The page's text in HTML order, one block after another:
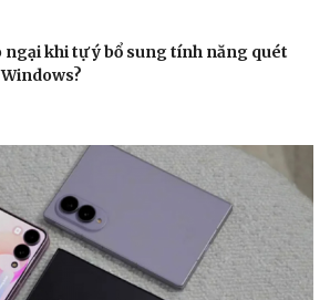
khi tự ý bổ sung tính năng quét